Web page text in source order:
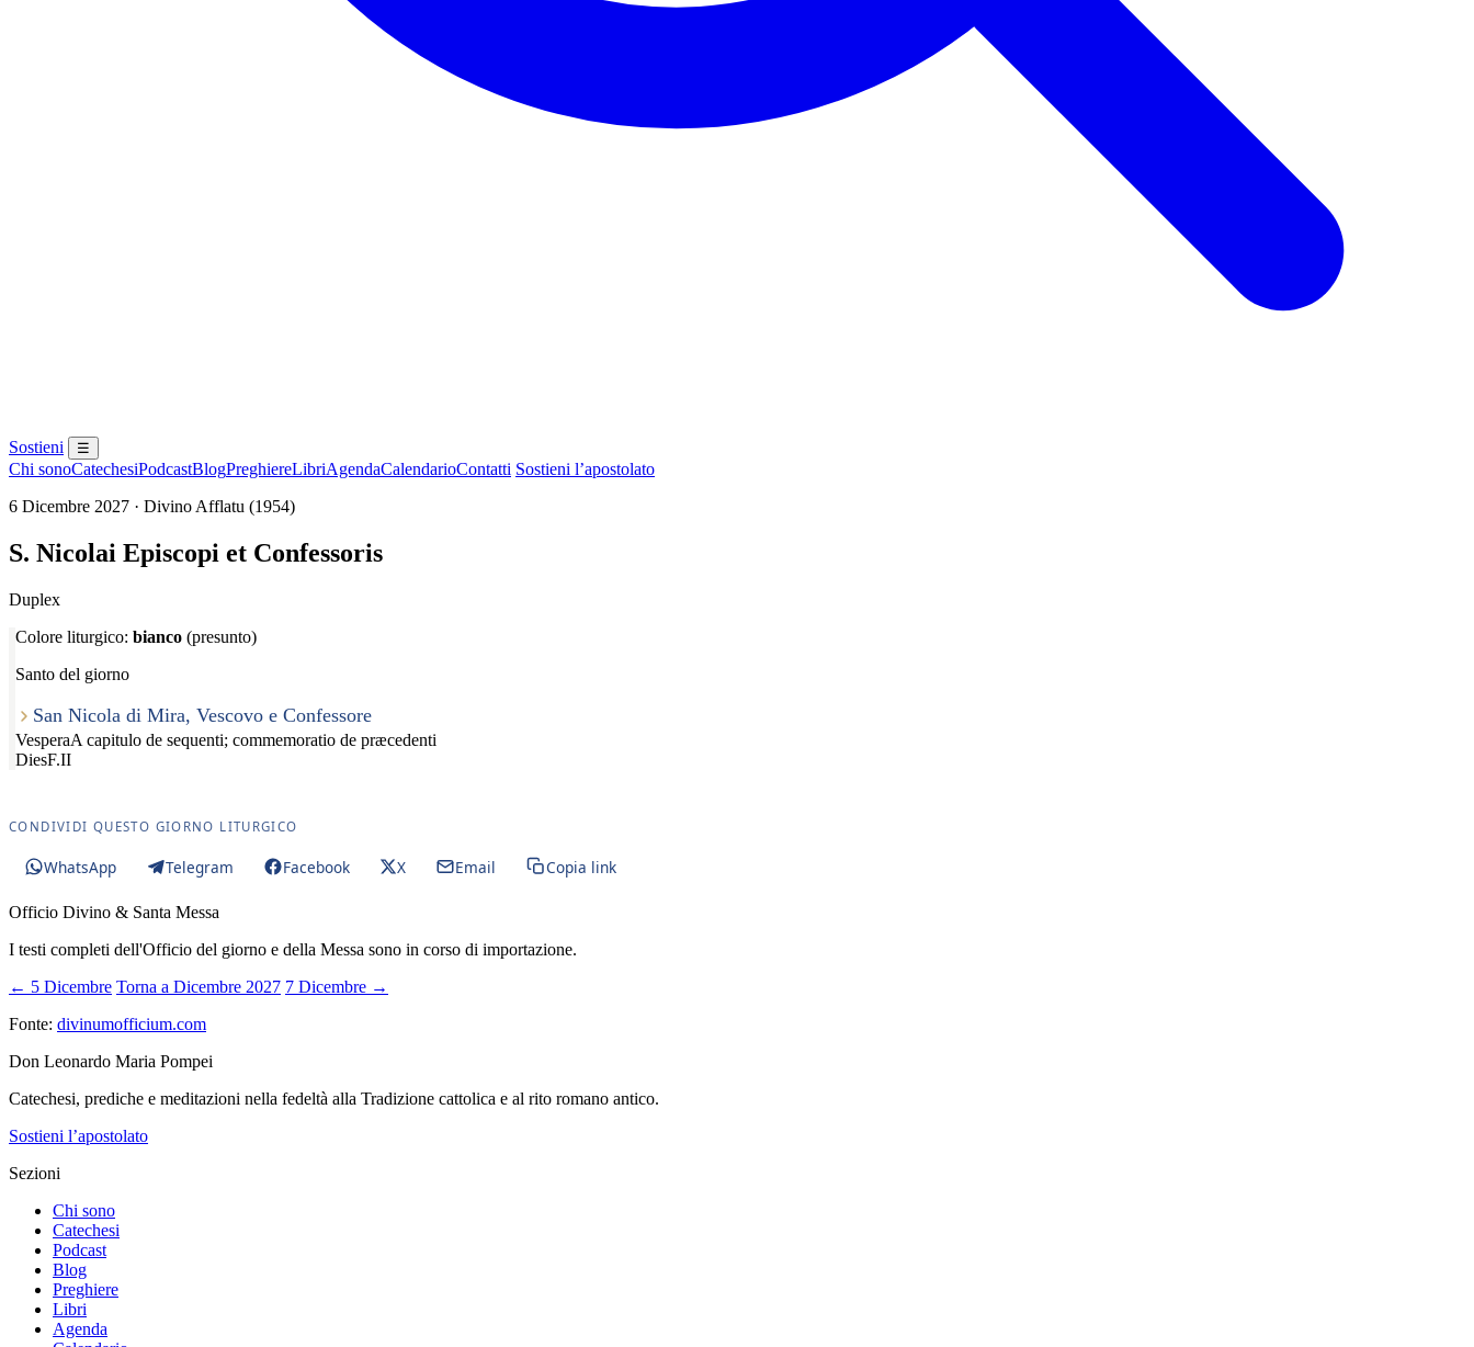
Sostieni ☰
Chi sonoCatechesiPodcastBlogPreghiereLibriAgendaCalendarioContatti Sostieni l’apostolato
6 Dicembre 2027 · Divino Afflatu (1954)
S. Nicolai Episcopi et Confessoris
Duplex
Colore liturgico: bianco (presunto)
Santo del giorno
San Nicola di Mira, Vescovo e Confessore
VesperaA capitulo de sequenti; commemoratio de præcedenti
DiesF.II
CONDIVIDI QUESTO GIORNO LITURGICO
WhatsApp Telegram Facebook X Email Copia link
Officio Divino & Santa Messa
I testi completi dell'Officio del giorno e della Messa sono in corso di importazione.
← 5 Dicembre Torna a Dicembre 2027 7 Dicembre →
Fonte: divinumofficium.com
Don Leonardo Maria Pompei
Catechesi, prediche e meditazioni nella fedeltà alla Tradizione cattolica e al rito romano antico.
Sostieni l’apostolato
Sezioni
Chi sono
Catechesi
Podcast
Blog
Preghiere
Libri
Agenda